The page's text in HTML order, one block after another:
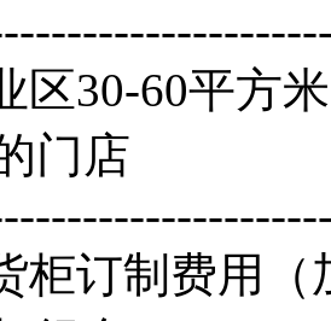
区30-60平方
门店
柜订制费用